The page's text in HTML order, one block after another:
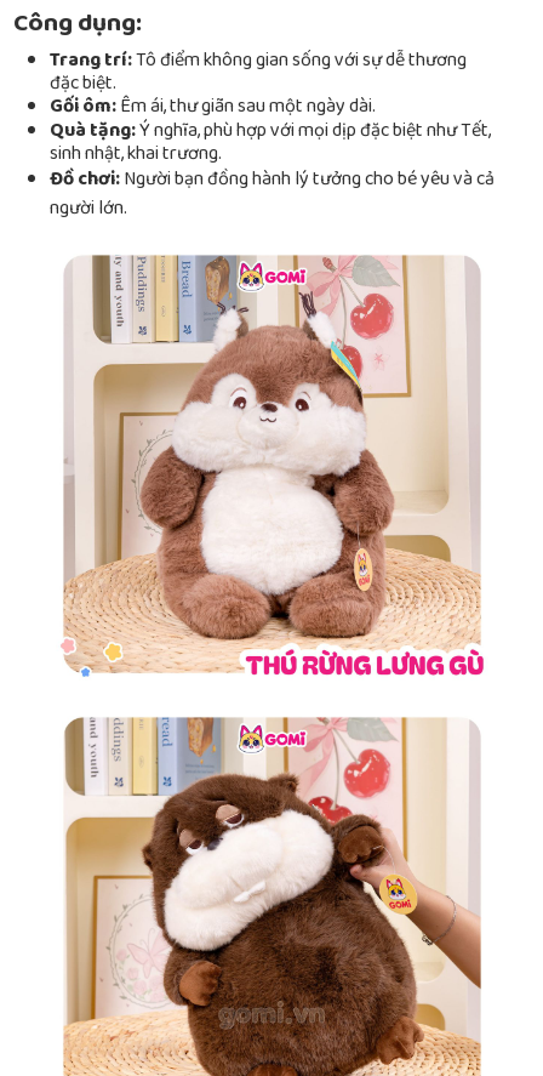
Công dụng:
Trang trí:Tô điểm không gian sống với sự dễ thương
đặc biệt.
Gối ôm:Êm ái, thư giãn sau một ngày dài.
Quà tặng:Ý nghĩa, phù hợp với mọi dịp đặc biệt như Tết,
sinh nhật, khai trương.
Đồ chơi:Người bạn đồng hành lý tưởng cho bé yêu và cả
người lớn.